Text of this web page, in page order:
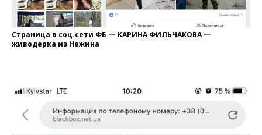
Страница в соц.сети ФБ — КАРИНА ФИЛЬЧАКОВА —
живодерка из Нежина